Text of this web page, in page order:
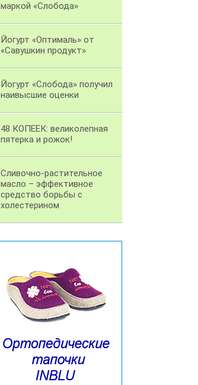
маркой «Слобода»
Йогурт «Оптималь» от
«Савушкин продукт»
Йогурт «Слобода» получил
наивысшие оценки
48 КОПЕЕК: великолепная
пятерка и рожок!
Сливочно-растительное
масло – эффективное
средство борьбы с
холестерином